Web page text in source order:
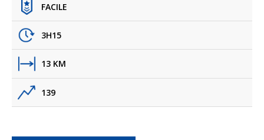
FACILE
3H15
13 KM
139